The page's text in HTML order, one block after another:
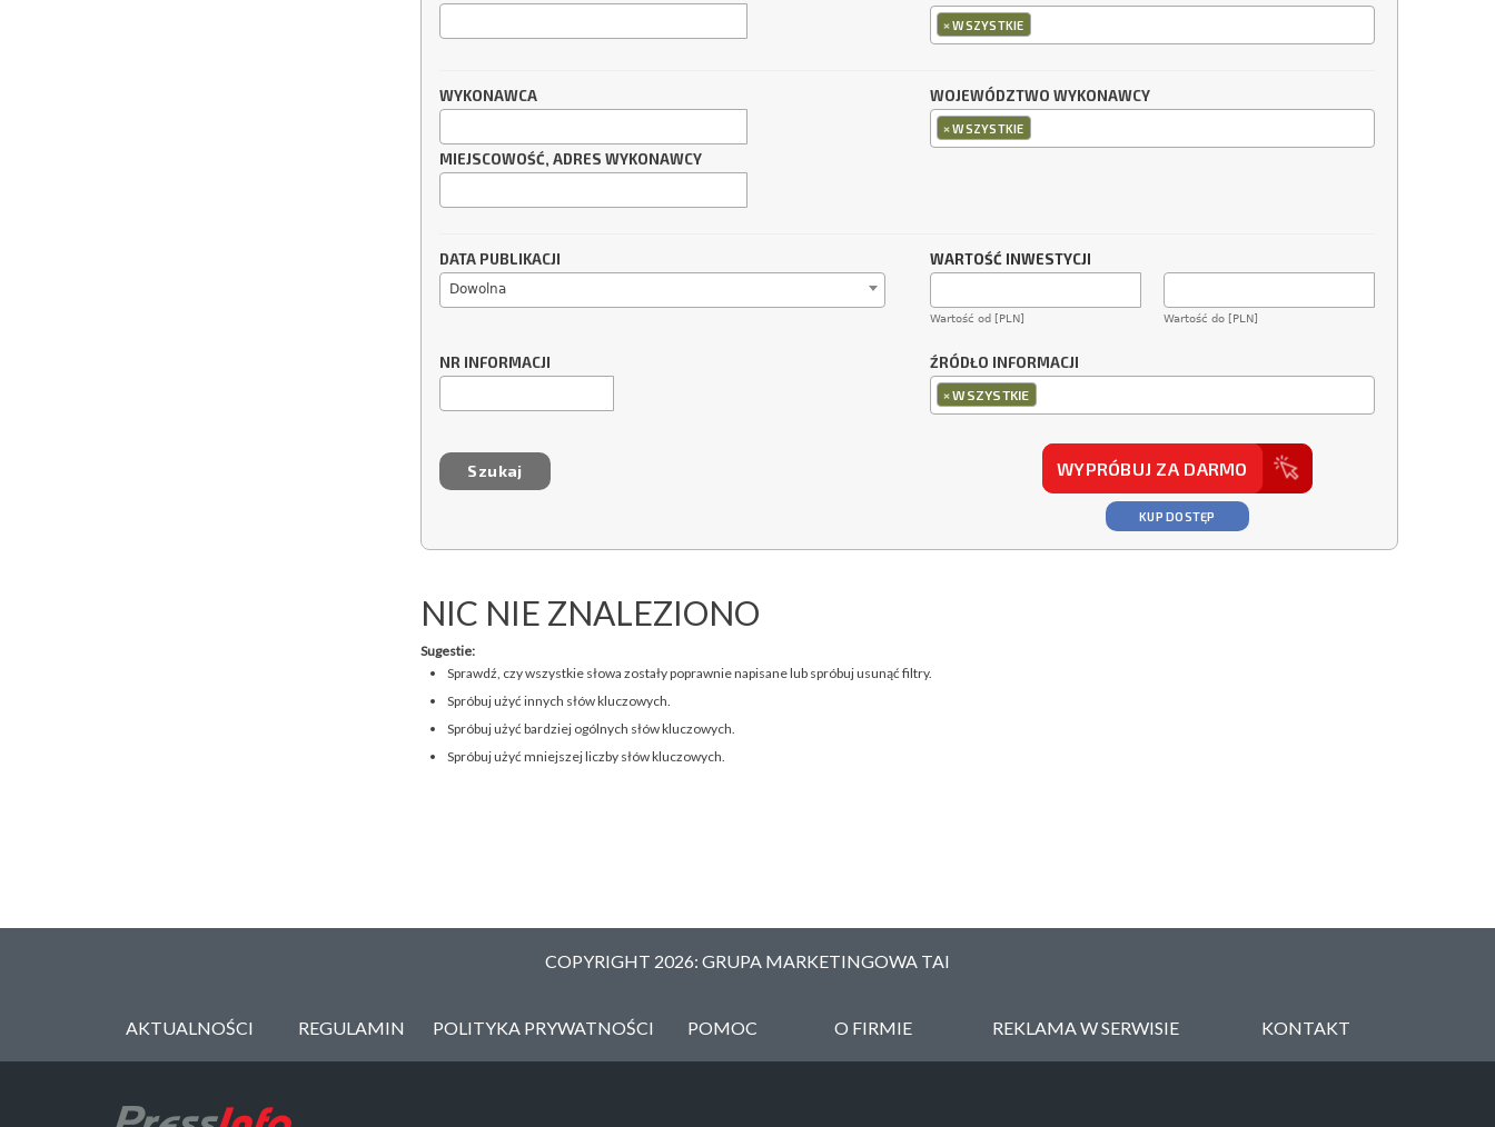
×WSZYSTKIE
WYKONAWCA
MIEJSCOWOŚĆ, ADRES WYKONAWCY
WOJEWÓDZTWO WYKONAWCY
×WSZYSTKIE
DATA PUBLIKACJI
Dowolna
WARTOŚĆ INWESTYCJI
Wartość od [PLN] Wartość do [PLN]
NR INFORMACJI ŹRÓDŁO INFORMACJI
×WSZYSTKIE
WYPRÓBUJ ZA DARMO
KUP DOSTĘP
NIC NIE ZNALEZIONO
Sugestie:
Sprawdź, czy wszystkie słowa zostały poprawnie napisane lub spróbuj usunąć filtry.
Spróbuj użyć innych słów kluczowych.
Spróbuj użyć bardziej ogólnych słów kluczowych.
Spróbuj użyć mniejszej liczby słów kluczowych.
COPYRIGHT 2026: GRUPA MARKETINGOWA TAI
AKTUALNOŚCI REGULAMIN POLITYKA PRYWATNOŚCI POMOC O FIRMIE REKLAMA W SERWISIE KONTAKT